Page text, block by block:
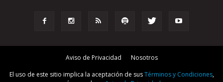
Aviso de Privacidad
Nosotros
El uso de este sitio implica la aceptación de susTérminos y Condiciones,